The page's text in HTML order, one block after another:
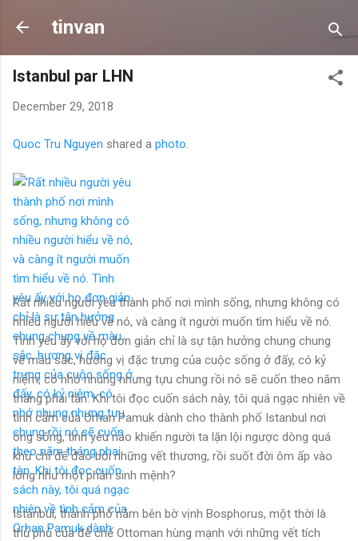
tinvan
Istanbul par LHN
December 29, 2018
Quoc Tru Nguyen shared a photo
Rất nhiều người yêu thành phố nơi mình sống, nhưng không có
nhiều người hiểu về nó, và càng ít người muốn tìm hiểu về nó.
Tình yêu ấy với họ đơn giản chỉ là sự tận hưởng chung chung
về màu sắc, hương vị đặc trưng của cuộc sống ở đấy, có kỷ
niệm, có nhớ nhung nhưng tựu chung rồi nó sẽ cuốn theo năm
tháng phai tàn. Khi tôi đọc cuốn sách này, tôi quá ngạc nhiên về
tình cảm của Orhan Pamuk dành cho thành phố Istanbul nơi
ông sống, tình yêu nào khiến người ta lặn lội ngược dòng quá
khứ chỉ để đào bới những vết thương, rồi suốt đời ôm ấp vào
lòng như một phần sinh mệnh?
Istanbul, thành phố nằm bên bờ vịnh Bosphorus, một thời là
thủ phủ của đế chế Ottoman hùng mạnh với những vết tích